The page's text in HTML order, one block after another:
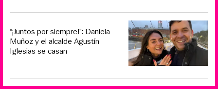
“¡Juntos por siempre!”: Daniela
Muñoz y el alcalde Agustín
Iglesias se casan